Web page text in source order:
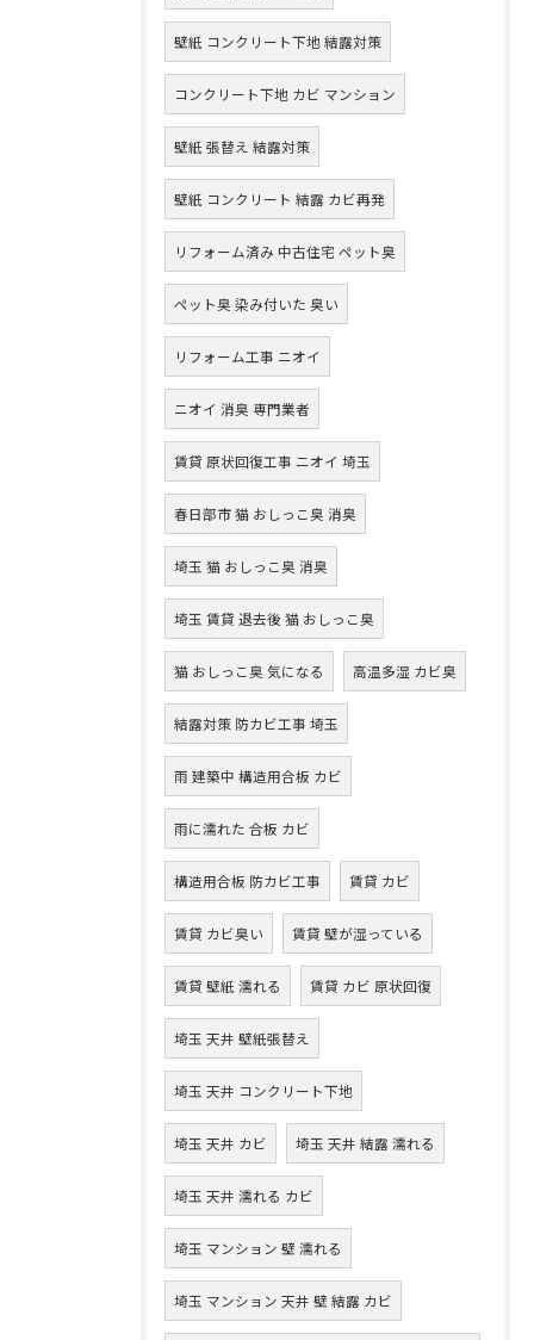
壁紙 コンクリート下地 結露対策
コンクリート下地 カビ マンション
壁紙 張替え 結露対策
壁紙 コンクリート 結露 カビ再発
リフォーム済み 中古住宅 ペット臭
ペット臭 染み付いた 臭い
リフォーム工事 ニオイ
ニオイ 消臭 専門業者
賃貸 原状回復工事 ニオイ 埼玉
春日部市 猫 おしっこ臭 消臭
埼玉 猫 おしっこ臭 消臭
埼玉 賃貸 退去後 猫 おしっこ臭
猫 おしっこ臭 気になる 高温多湿 カビ臭
結露対策 防カビ工事 埼玉
雨 建築中 構造用合板 カビ
雨に濡れた 合板 カビ
構造用合板 防カビ工事 賃貸 カビ
賃貸 カビ臭い 賃貸 壁が湿っている
賃貸 壁紙 濡れる 賃貸 カビ 原状回復
埼玉 天井 壁紙張替え
埼玉 天井 コンクリート下地
埼玉 天井 カビ 埼玉 天井 結露 濡れる
埼玉 天井 濡れる カビ
埼玉 マンション 壁 濡れる
埼玉 マンション 天井 壁 結露 カビ